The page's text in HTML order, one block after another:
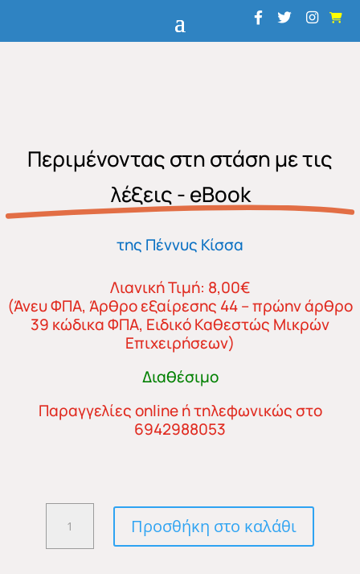
Περιμένοντας στη στάση με τις
λέξεις - eBook
της Πέννυς Κίσσα
Λιανική Τιμή: 8,00€
(Άνευ ΦΠΑ, Άρθρο εξαίρεσης 44 – πρώην άρθρο
39 κώδικα ΦΠΑ, Ειδικό Καθεστώς Μικρών
Επιχειρήσεων)
Διαθέσιμο
Παραγγελίες online ή τηλεφωνικώς στο
6942988053
Περιμένοντας
στάση
Προσθήκη στο καλάθι